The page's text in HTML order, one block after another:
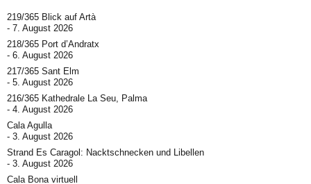
219/365 Blick auf Artà
7. August 2026
218/365 Port d’Andratx
6. August 2026
217/365 Sant Elm
5. August 2026
216/365 Kathedrale La Seu, Palma
4. August 2026
Cala Agulla
3. August 2026
Strand Es Caragol: Nacktschnecken und Libellen
3. August 2026
Cala Bona virtuell